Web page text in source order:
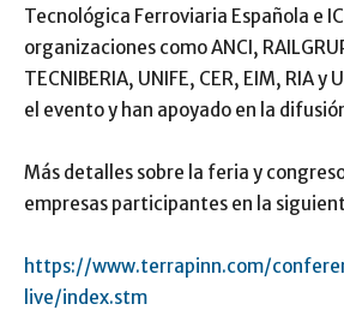
Tecnológica Ferroviaria Española e
organizaciones como ANCI,
TECNIBERIA, UNIFE, CER, EIM, RIA
el evento y han apoyado en la
Más detalles sobre la feria y
empresas participantes en la
https://www.terrapinn.com/
live/index.stm